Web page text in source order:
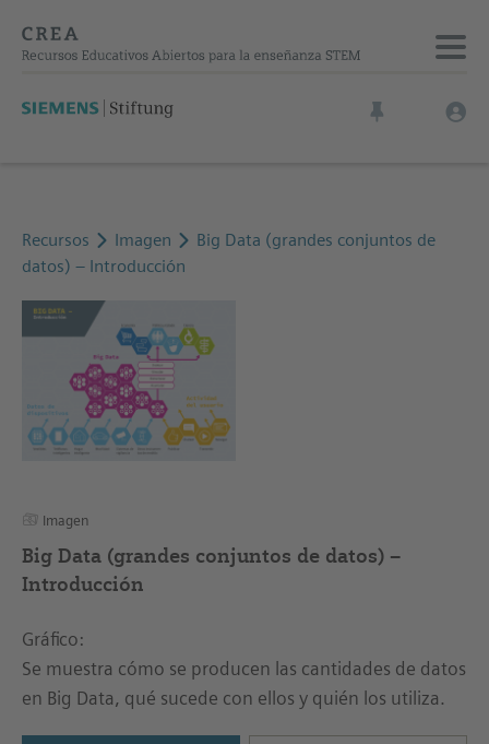
Recursos Imagen
Big Data (grandes conjuntos de
datos) – Introducción
Imagen
Big Data (grandes conjuntos de datos) –
Introducción
Gráfico:
Se muestra cómo se producen las cantidades de datos
en Big Data, qué sucede con ellos y quién los utiliza.